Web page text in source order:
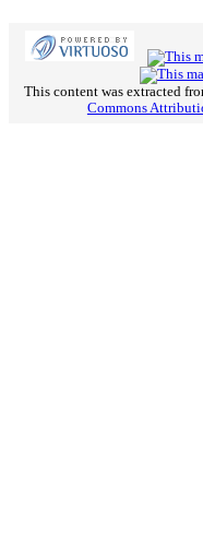
This content was extracted
Commons